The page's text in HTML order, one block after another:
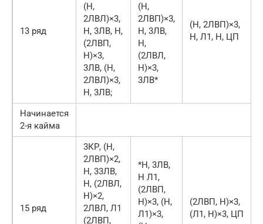
13 ряд
(Н,
2ЛВЛ)×3,
Н, 3ЛВ, Н,
(2ЛВП,
Н)×3,
3ЛВ, (Н,
2ЛВЛ)×3,
Н, 3ЛВ;
(Н,
2ЛВП)×3,
Н, 3ЛВ,
Н,
(2ЛВЛ,
Н)×3,
3ЛВ*
(Н, 2ЛВП)×3,
Н, Л1, Н, ЦП
Начинается
2-я кайма
15 ряд
3КР, (Н,
2ЛВП)×2,
Н, 33ЛВ,
Н, (2ЛВЛ,
Н)×2,
2ЛВЛ, Л1
(2ЛВП,
*Н, 3ЛВ,
Н Л1,
(2ЛВП,
Н)×3, (Н,
Л1)×3,
(2ЛВП, Н)×3,
(Л1, Н)×3, ЦП